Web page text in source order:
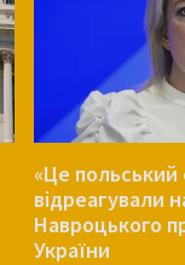
«Це польський
відреагували
Навроцького
України